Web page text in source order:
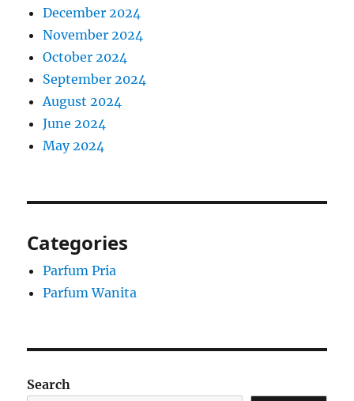
December 2024
November 2024
October 2024
September 2024
August 2024
June 2024
May 2024
Categories
Parfum Pria
Parfum Wanita
Search